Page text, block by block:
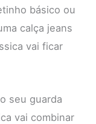
básico ou
calça jeans
vai ficar
seu guarda
vai combinar